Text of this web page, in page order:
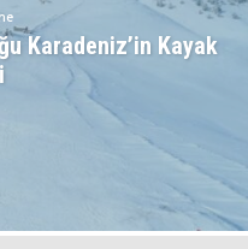
Karadeniz’in Kayak